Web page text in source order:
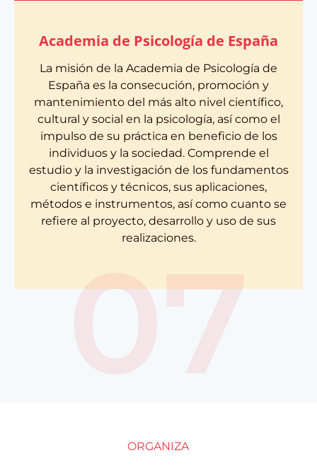
Academia de Psicología de España
La misión de la Academia de Psicología de
España es la consecución, promoción y
mantenimiento del más alto nivel científico,
cultural y social en la psicología, así como el
impulso de su práctica en beneficio de los
individuos y la sociedad. Comprende el
estudio y la investigación de los fundamentos
científicos y técnicos, sus aplicaciones,
métodos e instrumentos, así como cuanto se
refiere al proyecto, desarrollo y uso de sus
realizaciones.
07
ORGANIZA